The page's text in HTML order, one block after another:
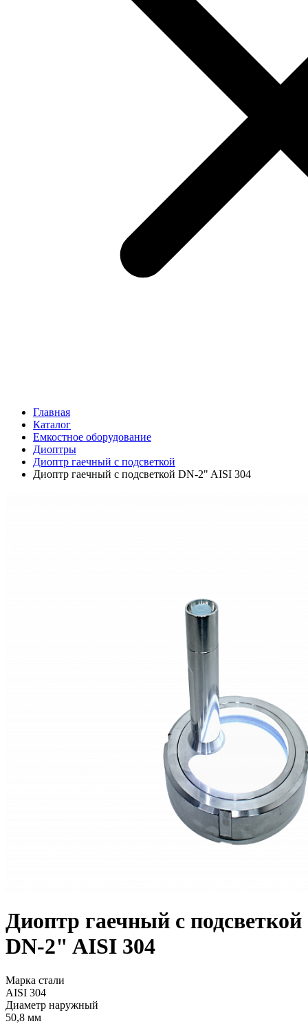
Главная
Каталог
Емкостное оборудование
Диоптры
Диоптр гаечный с подсветкой
Диоптр гаечный с подсветкой DN-2" AISI 304
Диоптр гаечный с подсветкой
DN-2" AISI 304
Марка стали
AISI 304
Диаметр наружный
50,8 мм